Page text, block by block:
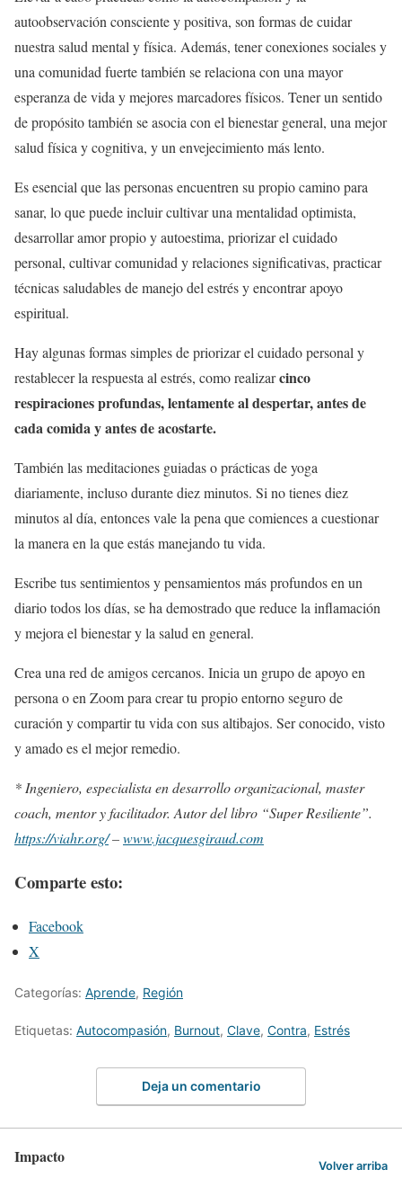
autoobservación consciente y positiva, son formas de cuidar
nuestra salud mental y física. Además, tener conexiones sociales y
una comunidad fuerte también se relaciona con una mayor
esperanza de vida y mejores marcadores físicos. Tener un sentido
de propósito también se asocia con el bienestar general, una mejor
salud física y cognitiva, y un envejecimiento más lento.
Es esencial que las personas encuentren su propio camino para
sanar, lo que puede incluir cultivar una mentalidad optimista,
desarrollar amor propio y autoestima, priorizar el cuidado
personal, cultivar comunidad y relaciones significativas, practicar
técnicas saludables de manejo del estrés y encontrar apoyo
espiritual.
Hay algunas formas simples de priorizar el cuidado personal y
restablecer la respuesta al estrés, como realizarcinco
respiraciones profundas, lentamente al despertar, antes de
cada comida y antes de acostarte.
También las meditaciones guiadas o prácticas de yoga
diariamente, incluso durante diez minutos. Si no tienes diez
minutos al día, entonces vale la pena que comiences a cuestionar
la manera en la que estás manejando tu vida.
Escribe tus sentimientos y pensamientos más profundos en un
diario todos los días, se ha demostrado que reduce la inflamación
y mejora el bienestar y la salud en general.
Crea una red de amigos cercanos. Inicia un grupo de apoyo en
persona o en Zoom para crear tu propio entorno seguro de
curación y compartir tu vida con sus altibajos. Ser conocido, visto
y amado es el mejor remedio.
* Ingeniero, especialista en desarrollo organizacional, master
coach, mentor y facilitador. Autor del libro “Super Resiliente”.
https://viahr.org/–www.jacquesgiraud.com
Comparte esto:
Facebook
X
Categorías: Aprende, Región
Etiquetas: Autocompasión, Burnout, Clave, Contra, Estrés
Deja un comentario
Impacto Volver arriba